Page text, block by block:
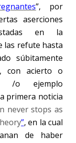
”, por
aserciones
en la
las refute hasta
súbitamente
con acierto o
/o ejemplo
primera noticia
never stops as
”, en la cual
de haber